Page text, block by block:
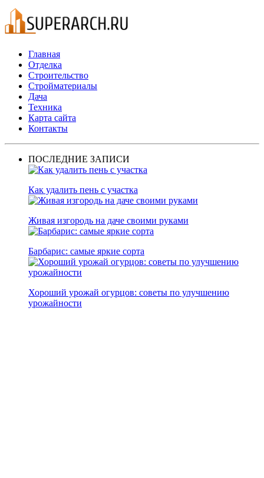
Главная
Отделка
Строительство
Стройматериалы
Дача
Техника
Карта сайта
Контакты
ПОСЛЕДНИЕ ЗАПИСИ
Как удалить пень с участка
Живая изгородь на даче своими руками
Барбарис: самые яркие сорта
Хороший урожай огурцов: советы по улучшению
урожайности